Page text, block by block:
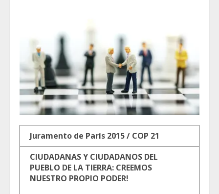
Juramento de París 2015 / COP 21
CIUDADANAS Y CIUDADANOS DEL
PUEBLO DE LA TIERRA: CREEMOS
NUESTRO PROPIO PODER!